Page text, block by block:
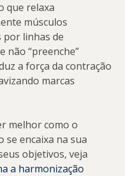
que relaxa
músculos
por linhas de
não “preenche”
a força da contração
marcas
melhor como o
se encaixa na sua
objetivos, veja
a harmonização